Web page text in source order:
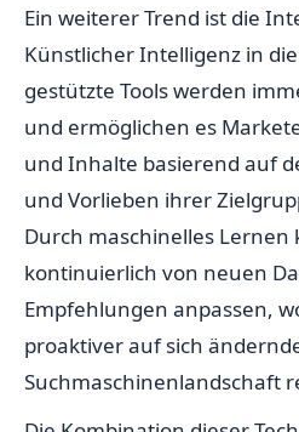
Ein weiterer Trend ist die
Künstlicher Intelligenz in
gestützte Tools werden
und ermöglichen es
und Inhalte basierend auf
und Vorlieben ihrer
Durch maschinelles Lernen
kontinuierlich von neuen
Empfehlungen anpassen,
proaktiver auf sich
Suchmaschinenlandschaft